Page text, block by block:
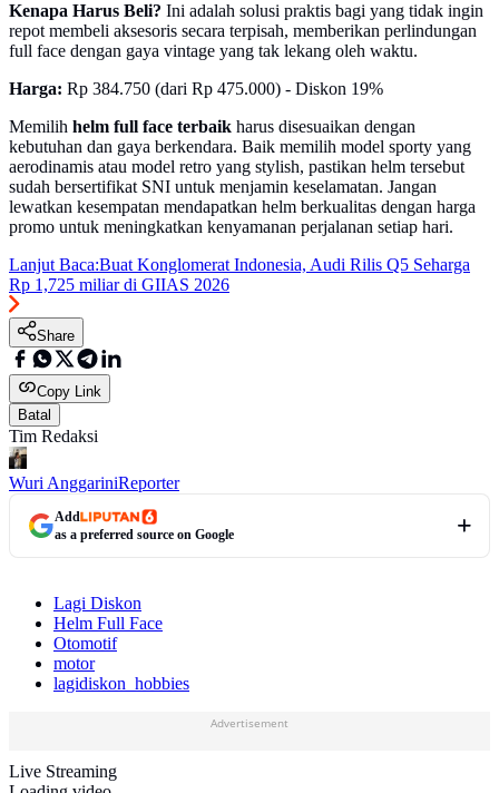
Kenapa Harus Beli? Ini adalah solusi praktis bagi yang tidak ingin
repot membeli aksesoris secara terpisah, memberikan perlindungan
full face dengan gaya vintage yang tak lekang oleh waktu.
Harga: Rp 384.750 (dari Rp 475.000) - Diskon 19%
Memilih helm full face terbaik harus disesuaikan dengan
kebutuhan dan gaya berkendara. Baik memilih model sporty yang
aerodinamis atau model retro yang stylish, pastikan helm tersebut
sudah bersertifikat SNI untuk menjamin keselamatan. Jangan
lewatkan kesempatan mendapatkan helm berkualitas dengan harga
promo untuk meningkatkan kenyamanan perjalanan setiap hari.
Lanjut Baca:Buat Konglomerat Indonesia, Audi Rilis Q5 Seharga
Rp 1,725 miliar di GIIAS 2026
Share
Copy Link
Batal
Tim Redaksi
Wuri AnggariniReporter
Add
as a preferred source on Google
Lagi Diskon
Helm Full Face
Otomotif
motor
lagidiskon_hobbies
Advertisement
Live Streaming